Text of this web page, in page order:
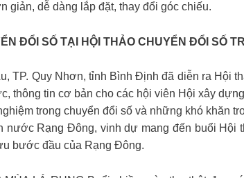
giản, dễ dàng lắp đặt, thay đổi góc chiếu.
ĐỔI SỐ TẠI HỘI THẢO CHUYỂN ĐỔI SỐ
TP. Quy Nhơn, tỉnh Bình Định đã diễn ra Hội
thông tin cơ bản cho các hội viên Hội xây
trong chuyển đổi số và những khó khăn
nước Rạng Đông, vinh dự mang đến buổi Hội
bước đầu của Rạng Đông.